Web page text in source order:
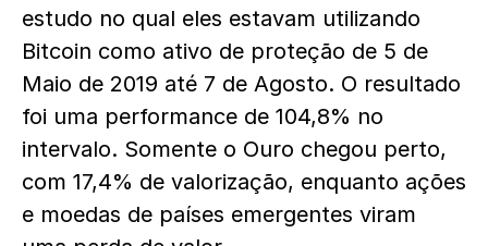
estudo no qual eles estavam utilizando
Bitcoin como ativo de proteção de 5 de
Maio de 2019 até 7 de Agosto. O resultado
foi uma performance de 104,8% no
intervalo. Somente o Ouro chegou perto,
com 17,4% de valorização, enquanto ações
e moedas de países emergentes viram